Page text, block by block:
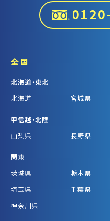
全国
北海道・東北
北海道
宮城県
甲信越・北陸
山梨県
長野県
関東
茨城県
栃木県
埼玉県
千葉県
神奈川県